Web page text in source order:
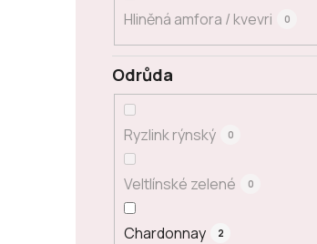
Odrůda
Ryzlink rýnský 0
Veltlínské zelené 0
Chardonnay 2
Hliněná amfora / kvevri 0